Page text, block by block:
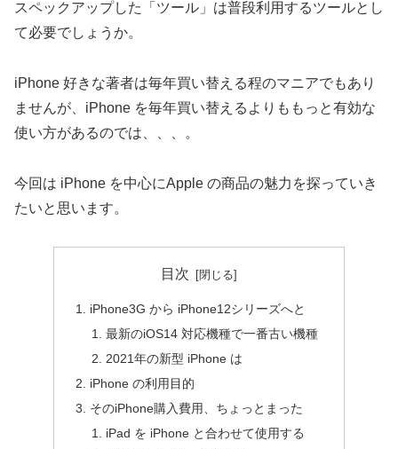
スペックアップした「ツール」は普段利用するツールとし
て必要でしょうか。
iPhone 好きな著者は毎年買い替える程のマニアでもあり
ませんが、iPhone を毎年買い替えるよりももっと有効な
使い方があるのでは、、、。
今回は iPhone を中心にApple の商品の魅力を探っていき
たいと思います。
目次
iPhone3G から iPhone12シリーズへと
最新のiOS14 対応機種で一番古い機種
2021年の新型 iPhone は
iPhone の利用目的
そのiPhone購入費用、ちょっとまった
iPad を iPhone と合わせて使用する